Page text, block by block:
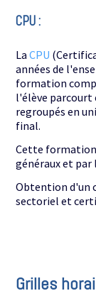
CPU :
LaCPU
années de
formation
l'élève parcourt
regroupés en
final.
Cette formation
généraux et
Obtention d'un
sectoriel et
Grilles